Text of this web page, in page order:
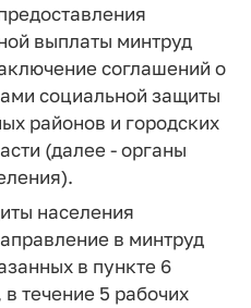
выплаты минтруд
соглашений о
социальной защиты
районов и городских
(далее - органы
населения
в минтруд
в пункте 6
течение 5 рабочих